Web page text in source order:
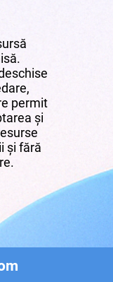
permit
și
și fără